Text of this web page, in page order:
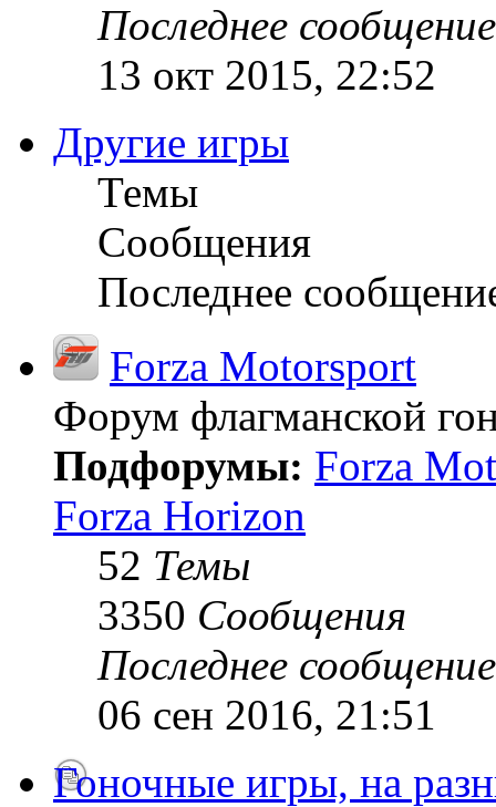
Последнее сообщение
13 окт 2015, 22:52
Другие игры
Темы
Сообщения
Последнее
Forza Motorsport
Форум флагманской
Подфорумы: Forza
Forza Horizon
52 Темы
3350 Сообщения
Последнее сообщение
06 сен 2016, 21:51
Гоночные игры, на